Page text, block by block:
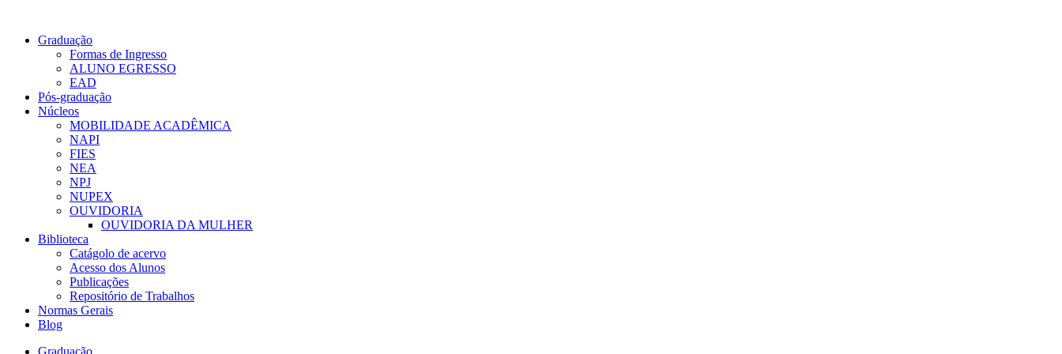
Graduação
Formas de Ingresso
ALUNO EGRESSO
EAD
Pós-graduação
Núcleos
MOBILIDADE ACADÊMICA
NAPI
FIES
NEA
NPJ
NUPEX
OUVIDORIA
OUVIDORIA DA MULHER
Biblioteca
Catágolo de acervo
Acesso dos Alunos
Publicações
Repositório de Trabalhos
Normas Gerais
Blog
Graduação